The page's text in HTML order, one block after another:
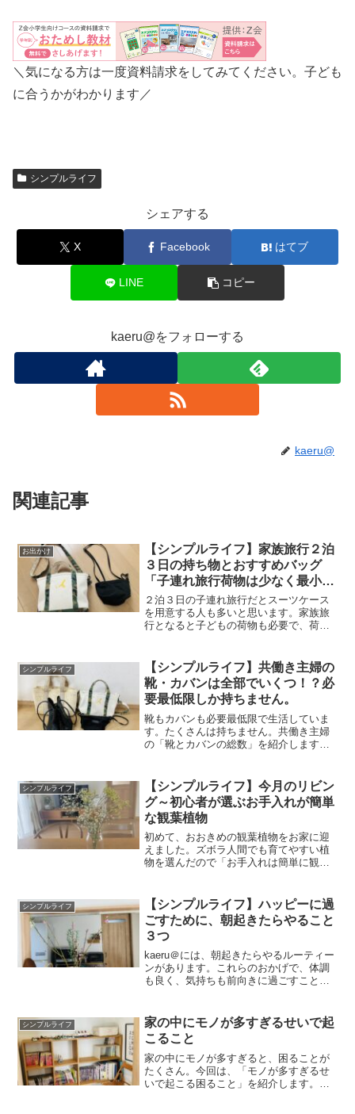
＼気になる方は一度資料請求をしてみてください。子ども
に合うかがわかります／
シンプルライフ
シェアする
X Facebook はてブ
LINE コピー
kaeru@をフォローする
kaeru@
関連記事
お出かけ
【シンプルライフ】家族旅行２泊
３日の持ち物とおすすめバッグ
「子連れ旅行荷物は少なく最小限
に」
２泊３日の子連れ旅行だとスーツケース
を用意する人も多いと思います。家族旅
行となると子どもの荷物も必要で、荷物
かります。そこで、自分の荷物は最小限
にして気軽に旅行に行きた...
シンプルライフ
【シンプルライフ】共働き主婦の
靴・カバンは全部でいくつ！？必
要最低限しか持ちません。
靴もカバンも必要最低限で生活していま
す。たくさんは持ちません。共働き主婦
の「靴とカバンの総数」を紹介します。
スニーカー（ニューバランス）、ハイカ
ット（コンバース）、サ...
シンプルライフ
【シンプルライフ】今月のリビン
グ～初心者が選ぶお手入れが簡単
な観葉植物
初めて、おおきめの観葉植物をお家に迎
えました。ズボラ人間でも育てやすい植
物を選んだので「お手入れは簡単に観葉
した。いつものホームセンターにはなか
なか行けず、近所の直売所...
シンプルライフ
【シンプルライフ】ハッピーに過
ごすために、朝起きたらやること
３つ
kaeru＠には、朝起きたらやるルーティー
ンがあります。これらのおかげで、体調
も良く、気持ちも前向きに過ごすことが
は、歯を磨くこと！目を覚ますのにいい
刺激になりますし、調...
シンプルライフ
家の中にモノが多すぎるせいで起
こること
家の中にモノが多すぎると、困ることが
たくさん。今回は、「モノが多すぎるせ
いで起こる困ること」を紹介します。時